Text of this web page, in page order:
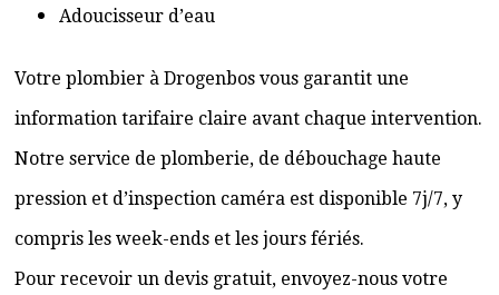
Adoucisseur d’eau
Votre plombier à Drogenbos vous garantit une
information tarifaire claire avant chaque intervention.
Notre service de plomberie, de débouchage haute
pression et d’inspection caméra est disponible 7j/7, y
compris les week-ends et les jours fériés.
Pour recevoir un devis gratuit, envoyez-nous votre